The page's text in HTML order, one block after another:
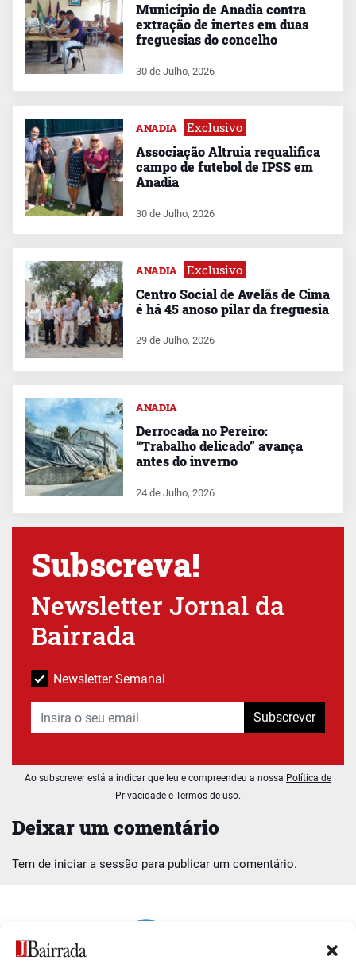
Deixar um comentário
Tem de iniciar a sessão para publicar um comentário.
Município de Anadia contra
extração de inertes em duas
freguesias do concelho
30 de Julho, 2026
ANADIA Exclusivo
Associação Altruia requalifica
campo de futebol de IPSS em
Anadia
30 de Julho, 2026
ANADIA Exclusivo
Centro Social de Avelãs de Cima
é há 45 anoso pilar da freguesia
29 de Julho, 2026
ANADIA
Derrocada no Pereiro:
“Trabalho delicado” avança
antes do inverno
24 de Julho, 2026
Subscreva!
Newsletter Jornal da
Bairrada
Newsletter Semanal
Subscrever
Ao subscrever está a indicar que leu e compreendeu a nossa Política de
Privacidade e Termos de uso.